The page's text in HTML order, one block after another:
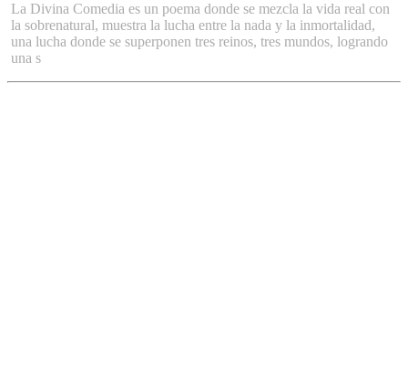
La Divina Comedia es un poema donde se mezcla la vida real con
la sobrenatural, muestra la lucha entre la nada y la inmortalidad,
una lucha donde se superponen tres reinos, tres mundos, logrando
una s